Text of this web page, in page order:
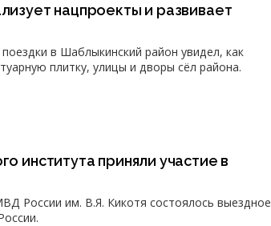
нацпроекты и развивает
в Шаблыкинский район увидел, как
плитку, улицы и дворы сёл района.
института приняли участие в
России им. В.Я. Кикотя состоялось выездное